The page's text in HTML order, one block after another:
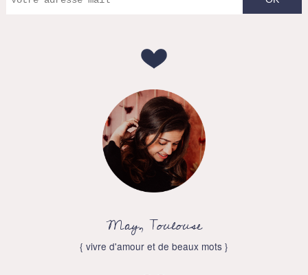
May, Toulouse
{ vivre d'amour et de beaux mots }